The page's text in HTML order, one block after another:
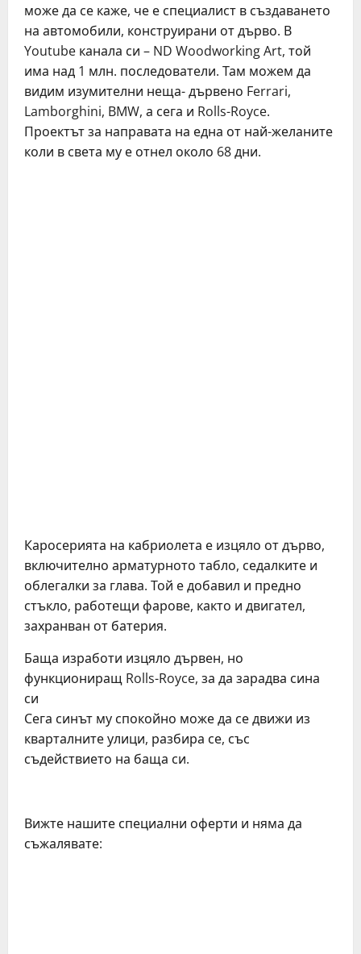
може да се каже, че е специалист в създаването
на автомобили, конструирани от дърво. В
Youtube канала си – ND Woodworking Art, той
има над 1 млн. последователи. Там можем да
видим изумителни неща- дървено Ferrari,
Lamborghini, BMW, а сега и Rolls-Royce.
Проектът за направата на една от най-желаните
коли в света му е отнел около 68 дни.
Каросерията на кабриолета е изцяло от дърво,
включително арматурното табло, седалките и
облегалки за глава. Той е добавил и предно
стъкло, работещи фарове, както и двигател,
захранван от батерия.
Баща изработи изцяло дървен, но
функциониращ Rolls-Royce, за да зарадва сина
си
Сега синът му спокойно може да се движи из
кварталните улици, разбира се, със
съдействието на баща си.
Вижте нашите специални оферти и няма да
съжалявате: